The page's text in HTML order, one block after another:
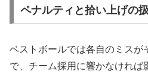
ペナルティと拾い上げの
ベストボールでは各自のミスが
で、チーム採用に響かなければ